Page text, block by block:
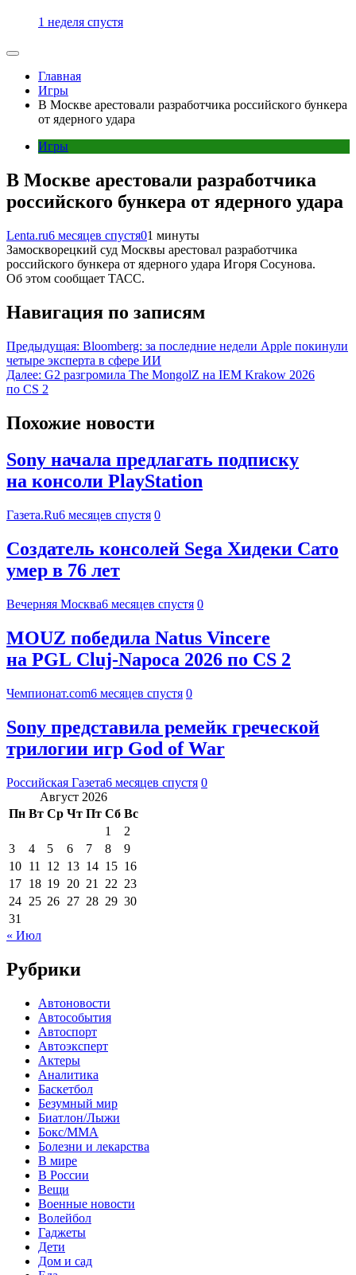
1 неделя спустя
Главная
Игры
В Москве арестовали разработчика российского бункера
от ядерного удара
Игры
В Москве арестовали разработчика
российского бункера от ядерного удара
Lenta.ru6 месяцев спустя01 минуты
Замоскворецкий суд Москвы арестовал разработчика
российского бункера от ядерного удара Игоря Сосунова.
Об этом сообщает ТАСС.
Навигация по записям
Предыдущая: Bloomberg: за последние недели Apple покинули
четыре эксперта в сфере ИИ
Далее: G2 разгромила The MongolZ на IEM Krakow 2026
по CS 2
Похожие новости
Sony начала предлагать подписку
на консоли PlayStation
Газета.Ru6 месяцев спустя 0
Создатель консолей Sega Хидеки Сато
умер в 76 лет
Вечерняя Москва6 месяцев спустя 0
MOUZ победила Natus Vincere
на PGL Cluj-Napoca 2026 по CS 2
Чемпионат.com6 месяцев спустя 0
Sony представила ремейк греческой
трилогии игр God of War
Российская Газета6 месяцев спустя 0
Август 2026
Пн Вт Ср Чт Пт Сб Вс
1
2
3
4 5 6 7 8
9
10 11 12 13 14 15 16
17 18 19 20 21 22 23
24 25 26 27 28 29 30
31
« Июл
Рубрики
Автоновости
Автособытия
Автоспорт
Автоэксперт
Актеры
Аналитика
Баскетбол
Безумный мир
Биатлон/Лыжи
Бокс/MMA
Болезни и лекарства
В мире
В России
Вещи
Военные новости
Волейбол
Гаджеты
Дети
Дом и сад